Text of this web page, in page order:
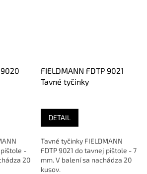
9020
pištole -
20
FIELDMANN FDTP 9021
Tavné tyčinky
DETAIL
Tavné tyčinky FIELDMANN
FDTP 9021 do tavnej pištole - 7
mm. V balení sa nachádza 20
kusov.